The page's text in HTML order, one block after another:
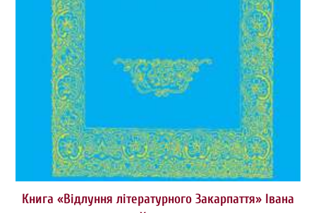
Книга «Відлуння літературного Закарпаття» Івана